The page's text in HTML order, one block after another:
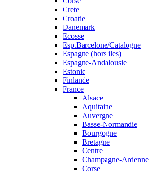
Crete
Croatie
Danemark
Ecosse
Esp.Barcelone/Catalogne
Espagne (hors iles)
Espagne-Andalousie
Estonie
Finlande
France
Alsace
Aquitaine
Auvergne
Basse-Normandie
Bourgogne
Bretagne
Centre
Champagne-Ardenne
Corse